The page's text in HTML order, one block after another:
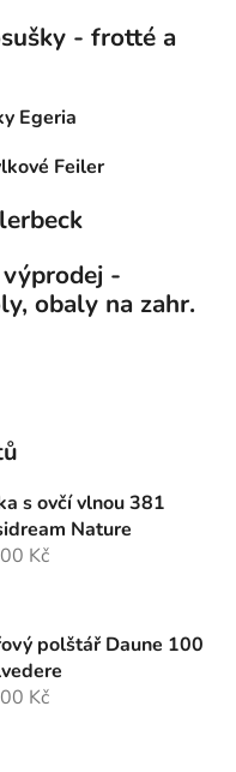
- frotté a
Egeria
Feiler
-
obaly na zahr.
s ovčí vlnou 381
Nature
Kč
polštář Daune 100
Kč